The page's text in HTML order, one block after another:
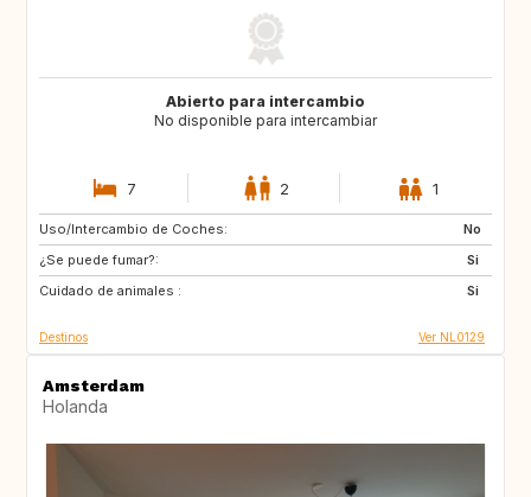
Abierto para intercambio
No disponible para intercambiar
7 2 1
Uso/Intercambio de Coches:
No
¿Se puede fumar?:
Si
Cuidado de animales :
Si
PT
ES
DE
Destinos Ver NL0129
Amsterdam
Holanda